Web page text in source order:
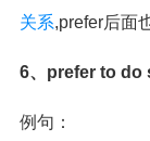
关系,prefer后面
6、prefer to do
例句：